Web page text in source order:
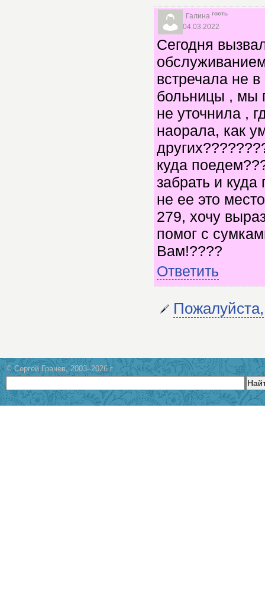
Галина гость
04.03.2022
Сегодня
встречала не
больницы , мы
не уточнила ,
наорала, как
куда
забрать и
не ее это
279, хочу
помог с
Вам!????
Ответить
© Сергей Грачев, 2003–2026 г.